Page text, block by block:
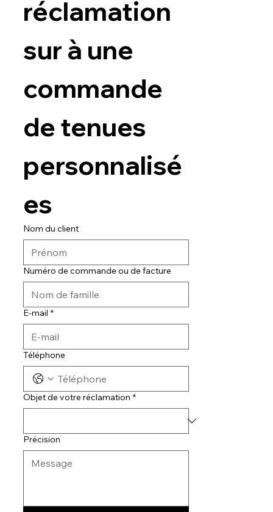
réclamation
sur à une
commande
de tenues
personnalisé
es
Nom du client
Numéro de commande ou de facture
E-mail *
Téléphone
Objet de votre réclamation *
Précision